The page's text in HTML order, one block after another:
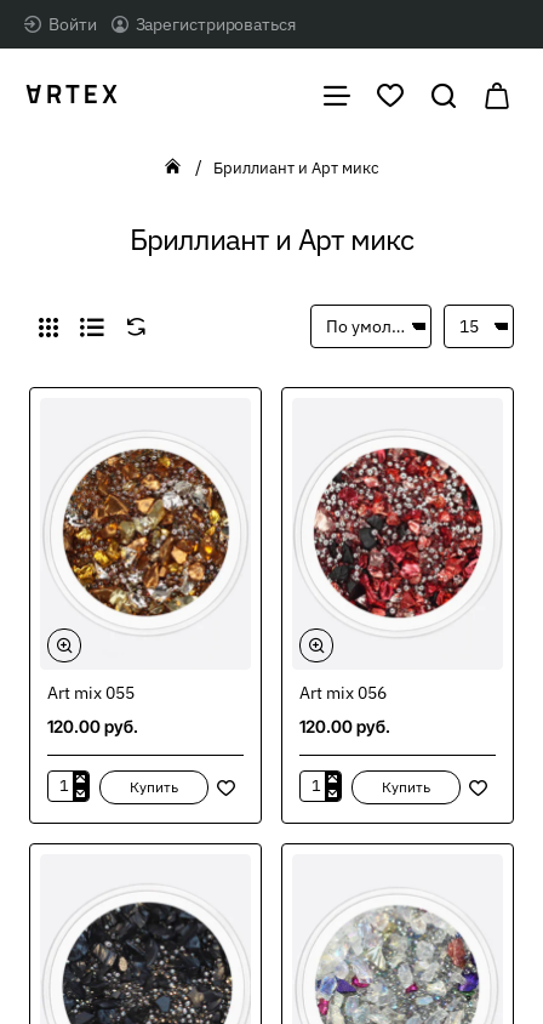
Войти Зарегистрироваться
Бриллиант и Арт микс
home
Бриллиант и Арт микс
🔥 Бестселлер
Art mix 055
120.00 руб.
Art
mix
055
Купить
Art mix 056
120.00 руб.
Art
mix
056
Купить